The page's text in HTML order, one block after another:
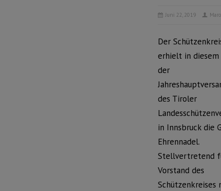
Juni 22, 2019
Der
erhielt in diesem
der
des Tiroler
in Innsbruck die
Ehrennadel.
Stellvertretend
Vorstand des
Schützenkreises